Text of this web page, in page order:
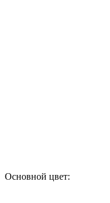
Основной цвет: